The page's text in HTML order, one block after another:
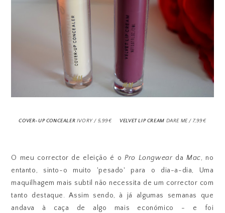
COVER-UP CONCEALER IVORY / 5,99€VELVET LIP CREAM DARE ME / 7,99€
O meu corrector de eleição é oPro LongweardaMac, no
entanto, sinto-o muito 'pesado' para o dia-a-dia, Uma
maquilhagem mais subtil não necessita de um corrector com
tanto destaque. Assim sendo, à já algumas semanas que
andava à caça de algo mais económico - e foi